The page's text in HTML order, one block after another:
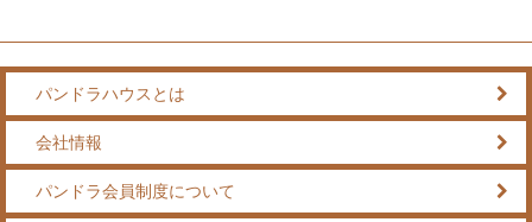
パンドラハウスとは
会社情報
パンドラ会員制度について